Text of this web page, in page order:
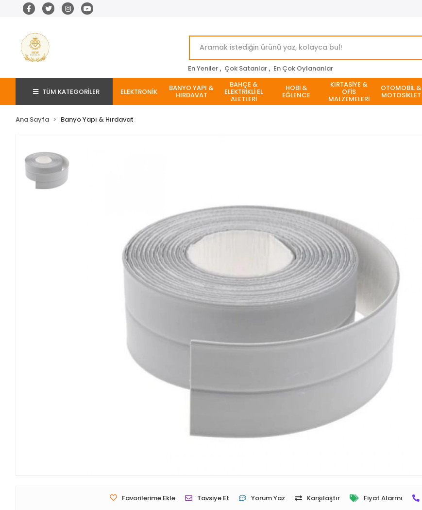
En Yeniler , Çok Satanlar , En Çok Oylananlar
TÜM KATEGORİLER ELEKTRONİK BANYO YAPI &
HIRDAVAT
BAHÇE &
ELEKTRİKLİ EL
ALETLERİ
HOBİ &
EĞLENCE
KIRTASİYE &
OFİS
MALZEMELERİ
OTOMOBİL &
MOTOSİKLET
Ana Sayfa Banyo Yapı & Hırdavat
Favorilerime Ekle Tavsiye Et Yorum Yaz Karşılaştır Fiyat Alarmı